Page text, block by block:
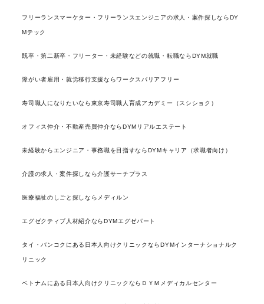
フリーランスマーケター・フリーランスエンジニアの求人・案件探しならDY
Mテック
既卒・第二新卒・フリーター・未経験などの就職・転職ならDYM就職
障がい者雇用・就労移行支援ならワークスバリアフリー
寿司職人になりたいなら東京寿司職人育成アカデミー（スシショク）
オフィス仲介・不動産売買仲介ならDYMリアルエステート
未経験からエンジニア・事務職を目指すならDYMキャリア（求職者向け）
介護の求人・案件探しなら介護サーチプラス
医療福祉のしごと探しならメディルン
エグゼクティブ人材紹介ならDYMエグゼパート
タイ・バンコクにある日本人向けクリニックならDYMインターナショナルク
リニック
ベトナムにある日本人向けクリニックならＤＹＭメディカルセンター